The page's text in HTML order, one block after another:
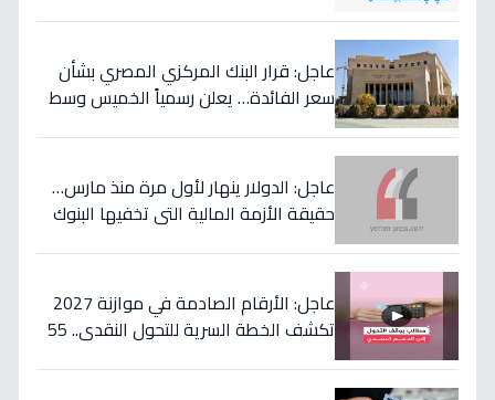
عاجل: قرار البنك المركزي المصري بشأن
سعر الفائدة… يعلن رسمياً الخميس وسط
عاجل: الدولار ينهار لأول مرة منذ مارس…
حقيقة الأزمة المالية التي تخفيها البنوك
عاجل: الأرقام الصادمة في موازنة 2027
تكشف الخطة السرية للتحول النقدي.. 55